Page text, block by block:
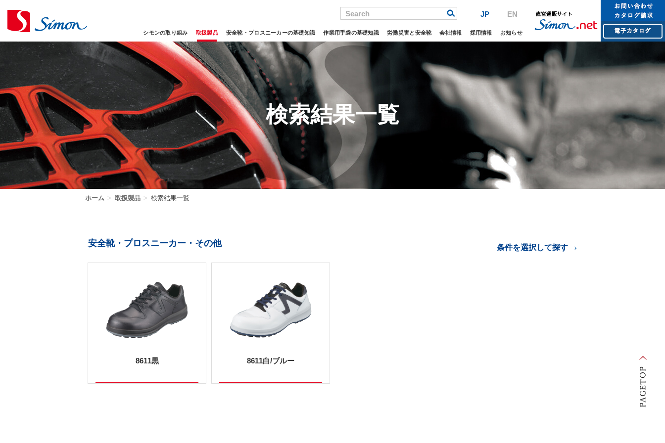
Search
シモンの取り組み 取扱製品 安全靴・プロスニーカーの基礎知識 作業用手袋の基礎知識 労働災害と安全靴 会社情報 採用情報 お知らせ
JP EN
検索結果一覧
ホーム > 取扱製品 > 検索結果一覧
条件を選択して探す
安全靴・プロスニーカー・その他
8611黒 8611白/ブルー